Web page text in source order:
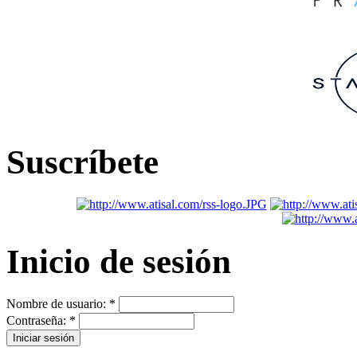
Suscríbete
Inicio de sesión
Nombre de usuario: *
Contraseña: *